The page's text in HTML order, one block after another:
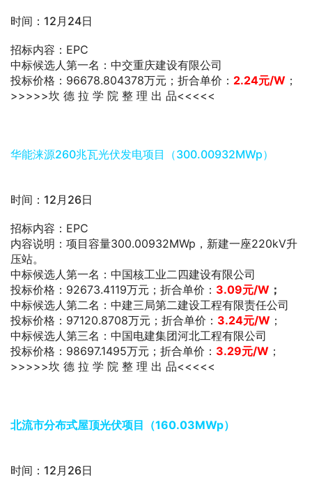
时间：12月24日
招标内容：EPC
中标候选人第一名：中交重庆建设有限公司
投标价格：96678.804378万元；折合单价： 2.24元/W ；
>>>>>坎 德 拉 学 院 整 理 出 品<<<<<
华能涞源260兆瓦光伏发电项目（300.00932MWp）
时间：12月26日
招标内容：EPC
内容说明：项目容量300.00932MWp，新建一座220kV升
压站。
中标候选人第一名：中国核工业二四建设有限公司
投标价格：92673.4119万元；折合单价： 3.09元/W ；
中标候选人第二名：中建三局第二建设工程有限责任公司
投标价格：97120.8708万元；折合单价： 3.24元/W ；
中标候选人第三名：中国电建集团河北工程有限公司
投标价格：98697.1495万元；折合单价： 3.29元/W ；
>>>>>坎 德 拉 学 院 整 理 出 品<<<<<
北流市分布式屋顶光伏项目（160.03MWp）
时间：12月26日